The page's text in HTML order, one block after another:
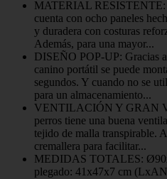
MATERIAL RESISTENTE:
cuenta con ocho paneles
y duradera con costuras
Además, para una mayor...
DISEÑO POP-UP: Gracias
canino portátil se puede
segundos. Y cuando no se
para un almacenamiento...
VENTILACIÓN Y GRAN
perros tiene una buena
tejido de malla transpirable.
cremallera para facilitar...
MEDIDAS TOTALES:
plegado: 41x47x7 cm